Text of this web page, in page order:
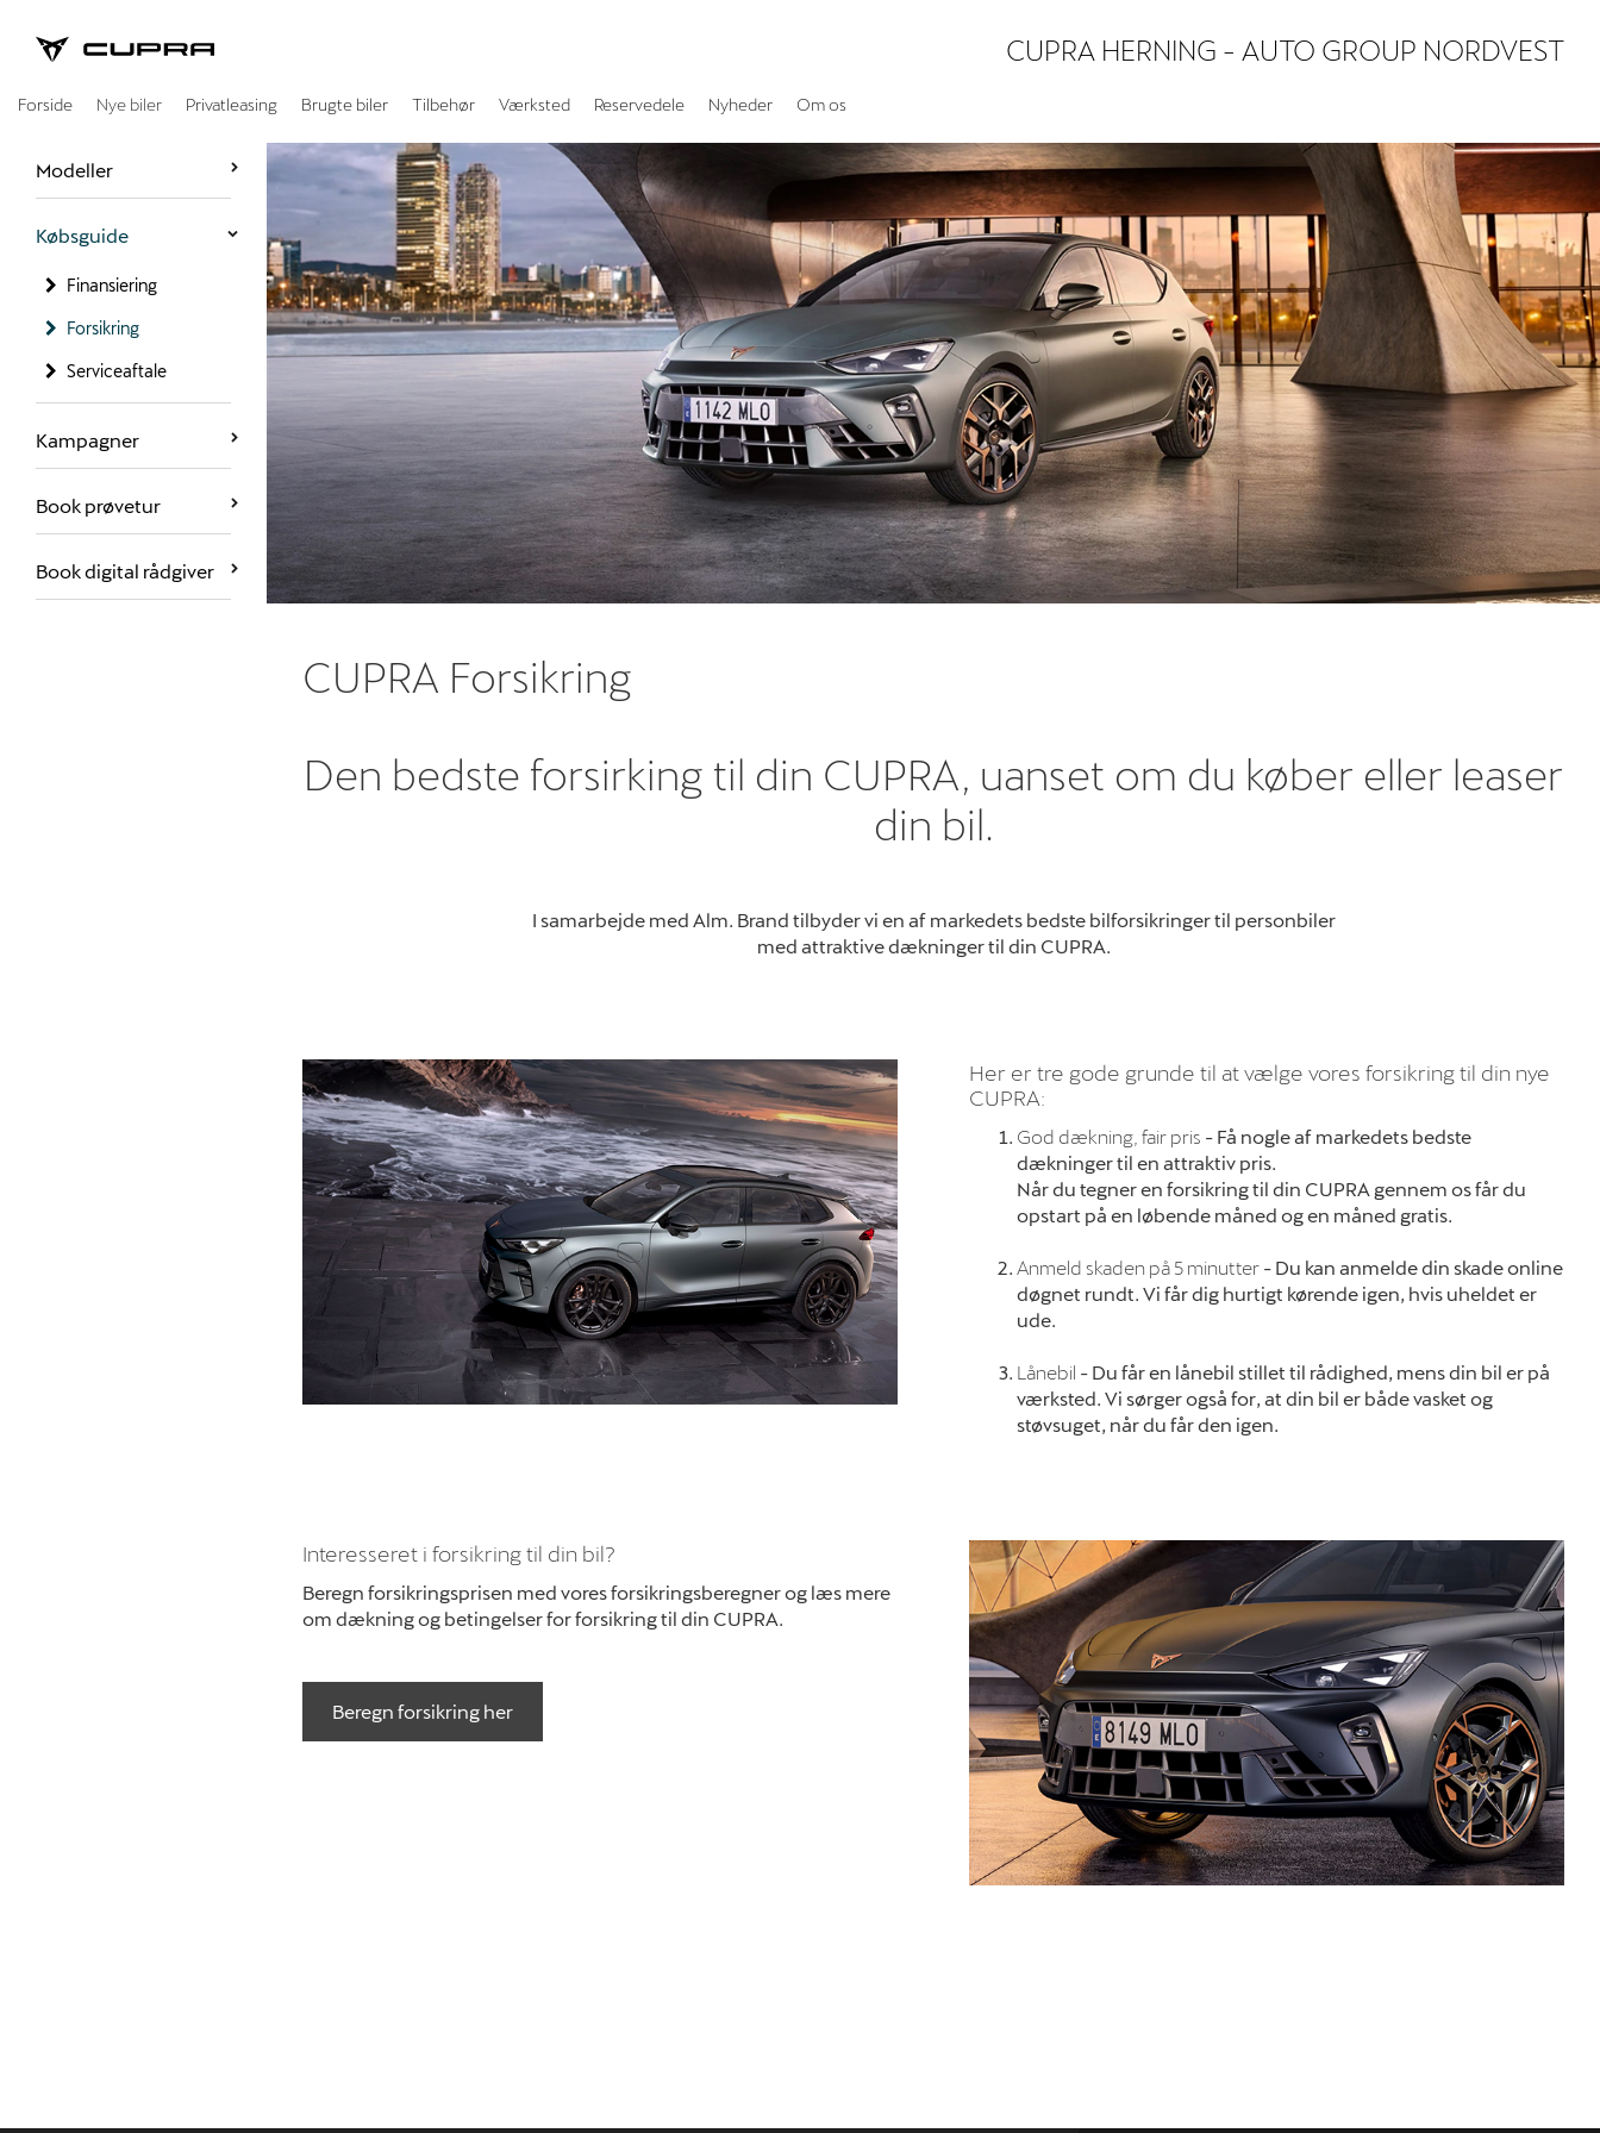
Forside Nye biler Privatleasing Brugte biler Tilbehør Værksted Reservedele Nyheder Om os
CUPRA HERNING - AUTO GROUP NORDVEST
Modeller
Købsguide
Finansiering
Forsikring
Serviceaftale
Kampagner
Book prøvetur
Book digital rådgiver
CUPRA Forsikring
Den bedste forsirking til din CUPRA, uanset om du køber eller leaser
din bil.
I samarbejde med Alm. Brand tilbyder vi en af markedets bedste bilforsikringer til personbiler
med attraktive dækninger til din CUPRA.
Her er tre gode grunde til at vælge vores forsikring til din nye
CUPRA:
God dækning, fair pris - Få nogle af markedets bedste
dækninger til en attraktiv pris.
Når du tegner en forsikring til din CUPRA gennem os får du
opstart på en løbende måned og en måned gratis.
Anmeld skaden på 5 minutter - Du kan anmelde din skade online
døgnet rundt. Vi får dig hurtigt kørende igen, hvis uheldet er
ude.
Lånebil - Du får en lånebil stillet til rådighed, mens din bil er på
værksted. Vi sørger også for, at din bil er både vasket og
støvsuget, når du får den igen.
Interesseret i forsikring til din bil?
Beregn forsikringsprisen med vores forsikringsberegner og læs mere
om dækning og betingelser for forsikring til din CUPRA.
Beregn forsikring her